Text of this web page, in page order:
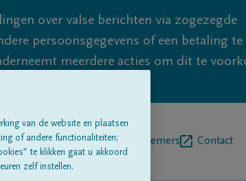
over valse berichten via zogezegde
persoonsgegevens of een betaling te
meerdere acties om dit te
Over onsBegrafenisondernemers Contact
van de website en plaatsen
of andere functionaliteiten;
te klikken gaat u akkoord
zelf instellen.